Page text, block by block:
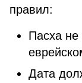
правил:
Пасха
Дата